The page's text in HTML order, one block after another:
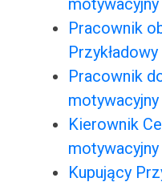
motywacyjny
Pracownik
Pracownik
motywacyjny
Kierownik
motywacyjny
Kupujący